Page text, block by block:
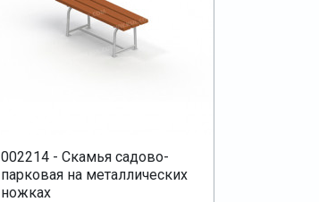
002214 - Скамья садово-
парковая на металлических
ножках